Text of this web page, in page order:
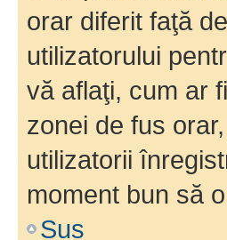
orar diferit faţă
utilizatorului
vă aflaţi, cum ar
zonei de fus
utilizatorii
moment bun să
Sus